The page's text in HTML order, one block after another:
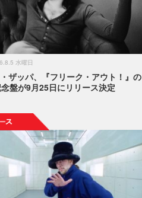
水曜日
ザッパ、『フリーク・アウト！』の
盤が9月25日にリリース決定